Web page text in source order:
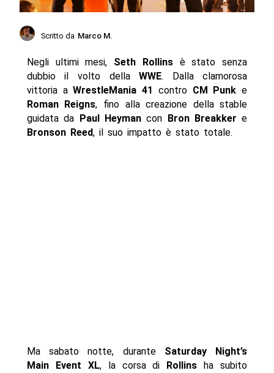
Scritto da Marco M.
Negli ultimi mesi, Seth Rollinsè stato senza
dubbio il volto dellaWWE. Dalla clamorosa
vittoria aWrestleMania 41 contro CM Punk e
Roman Reigns, fino alla creazione della stable
guidata da
Paul Heymancon Bron Breakker e
Bronson Reed, il suo impatto è stato totale.
Ma sabato notte, durante Saturday Night’s
Main Event XL, la corsa di Rollins ha subito